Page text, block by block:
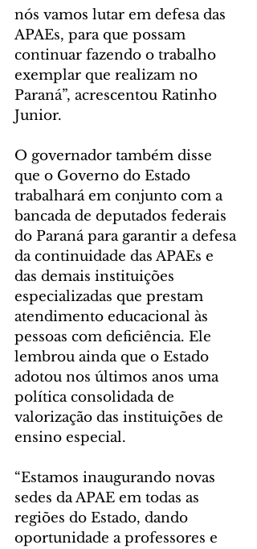
nós vamos lutar em defesa das
APAEs, para que possam
continuar fazendo o trabalho
exemplar que realizam no
Paraná”, acrescentou Ratinho
Junior.
O governador também disse
que o Governo do Estado
trabalhará em conjunto com a
bancada de deputados federais
do Paraná para garantir a defesa
da continuidade das APAEs e
das demais instituições
especializadas que prestam
atendimento educacional às
pessoas com deficiência. Ele
lembrou ainda que o Estado
adotou nos últimos anos uma
política consolidada de
valorização das instituições de
ensino especial.
“Estamos inaugurando novas
sedes da APAE em todas as
regiões do Estado, dando
oportunidade a professores e